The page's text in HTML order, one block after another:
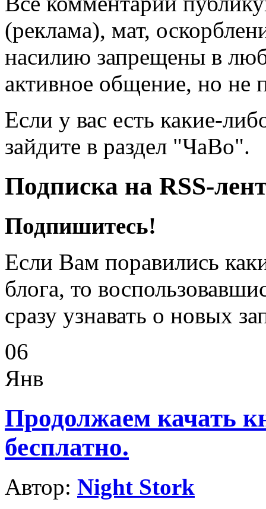
(реклама), мат,
насилию запрещены в
активное общение, но не
Если у вас есть какие-
зайдите в раздел "ЧаВо".
Подписка на RSS-
Подпишитесь!
Если Вам поравились
блога, то
сразу узнавать о новых
06
Янв
Продолжаем качать
бесплатно.
Автор: Night Stork